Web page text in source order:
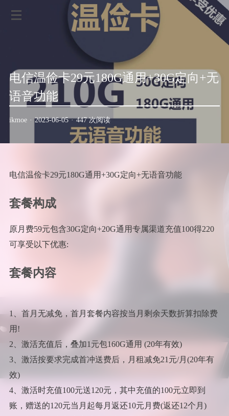
电信温俭卡29元180G通用+30G定向+无
语音功能
ikmoe · 2023-06-05 · 447 次阅读
电信温俭卡29元180G通用+30G定向+无语音功能
套餐构成
原月费59元包含30G定向+20G通用专属渠道充值100得220
可享受以下优惠:
套餐内容
1、首月无减免，首月套餐内容按当月剩余天数折算扣除费
用!
2、激活充值后，叠加1元包160G通用 (20年有效)
3、激活按要求完成首冲送费后，月租减免21元/月(20年有
效)
4、激活时充值100元送120元，其中充值的100元立即到
账，赠送的120元当月起每月返还10元月费(返还12个月)